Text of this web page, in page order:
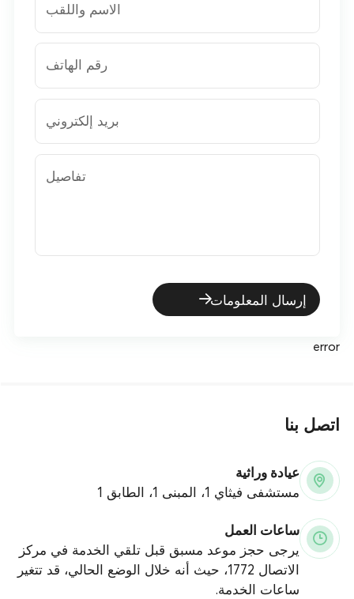
الاسم واللقب
رقم الهاتف
بريد إلكتروني
تفاصيل
إرسال المعلومات
error
اتصل بنا
عيادة وراثية
مستشفى فيثاي 1، المبنى 1، الطابق 1
ساعات العمل
يرجى حجز موعد مسبق قبل تلقي الخدمة في مركز
الاتصال 1772، حيث أنه خلال الوضع الحالي، قد تتغير
ساعات الخدمة.